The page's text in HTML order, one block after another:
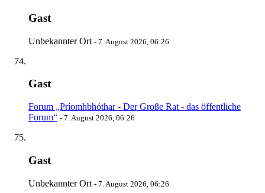
Gast
Unbekannter Ort - 7. August 2026, 06:26
Gast
Forum „Príomhbhóthar - Der Große Rat - das öffentliche
Forum“ - 7. August 2026, 06:26
Gast
Unbekannter Ort - 7. August 2026, 06:26